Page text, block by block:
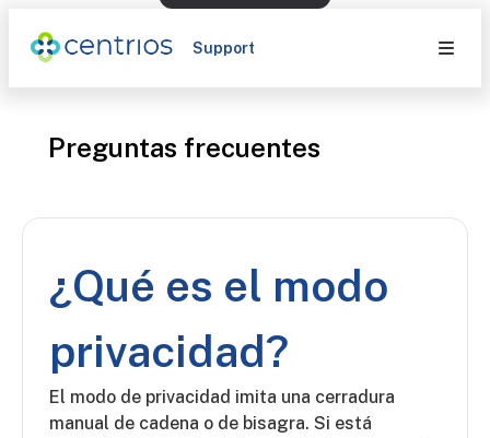
Support
Preguntas frecuentes
¿Qué es el modo
privacidad?
El modo de privacidad imita una cerradura
manual de cadena o de bisagra. Si está